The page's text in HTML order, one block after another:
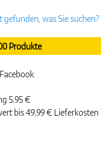
gefunden, was Sie suchen?
Produkte
Facebook
5.95 €
bis 49.99 € Lieferkosten